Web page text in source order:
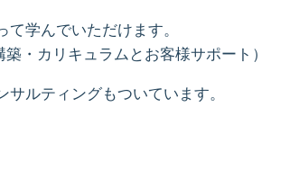
学んでいただけます。
・カリキュラムとお客様サポート）
ルティングもついています。